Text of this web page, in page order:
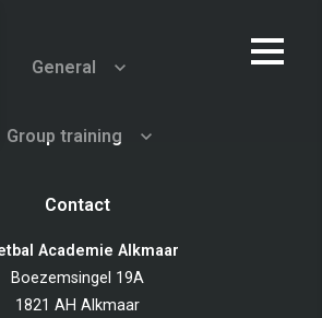
General
Group training
Contact
Academie Alkmaar
Boezemsingel 19A
1821 AH Alkmaar